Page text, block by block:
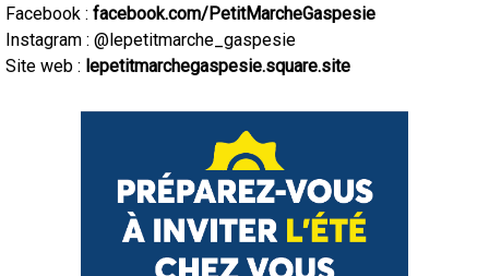
Facebook : facebook.com/PetitMarcheGaspesie
Instagram : @lepetitmarche_gaspesie
Site web : lepetitmarchegaspesie.square.site